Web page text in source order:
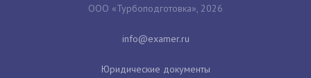
ООО «Турбоподготовка», 2026
Юридические документы